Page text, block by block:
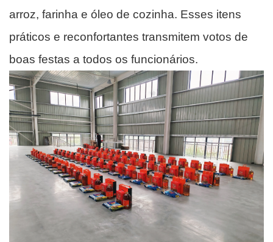
arroz, farinha e óleo de cozinha. Esses itens
práticos e reconfortantes transmitem votos de
boas festas a todos os funcionários.